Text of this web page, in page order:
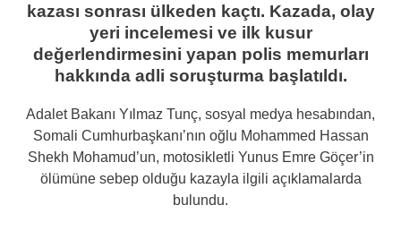
kazası sonrası ülkeden kaçtı. Kazada, olay
yeri incelemesi ve ilk kusur
değerlendirmesini yapan polis memurları
hakkında adli soruşturma başlatıldı.
Adalet Bakanı Yılmaz Tunç, sosyal medya hesabından,
Somali Cumhurbaşkanı’nın oğlu Mohammed Hassan
Shekh Mohamud’un, motosikletli Yunus Emre Göçer’in
ölümüne sebep olduğu kazayla ilgili açıklamalarda
bulundu.